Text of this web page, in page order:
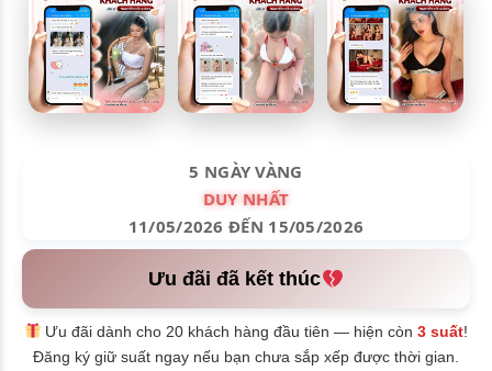
5 NGÀY VÀNG
DUY NHẤT
11/05/2026 ĐẾN 15/05/2026
Ưu đãi đã kết thúc
Ưu đãi dành cho 20 khách hàng đầu tiên — hiện còn3 suất!
Đăng ký giữ suất ngay nếu bạn chưa sắp xếp được thời gian.